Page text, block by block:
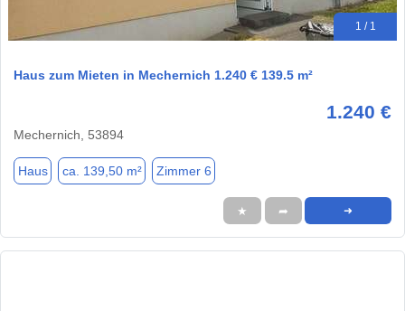
1 / 1
Haus zum Mieten in Mechernich 1.240 € 139.5 m²
1.240 €
Mechernich, 53894
Haus ca. 139,50 m² Zimmer 6
★ ➦ ➜